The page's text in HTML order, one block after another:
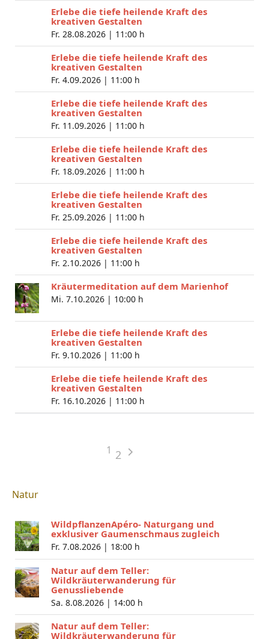
Erlebe die tiefe heilende Kraft des
kreativen Gestalten
Fr. 28.08.2026 | 11:00 h
Erlebe die tiefe heilende Kraft des
kreativen Gestalten
Fr. 4.09.2026 | 11:00 h
Erlebe die tiefe heilende Kraft des
kreativen Gestalten
Fr. 11.09.2026 | 11:00 h
Erlebe die tiefe heilende Kraft des
kreativen Gestalten
Fr. 18.09.2026 | 11:00 h
Erlebe die tiefe heilende Kraft des
kreativen Gestalten
Fr. 25.09.2026 | 11:00 h
Erlebe die tiefe heilende Kraft des
kreativen Gestalten
Fr. 2.10.2026 | 11:00 h
Kräutermeditation auf dem Marienhof
Mi. 7.10.2026 | 10:00 h
Erlebe die tiefe heilende Kraft des
kreativen Gestalten
Fr. 9.10.2026 | 11:00 h
Erlebe die tiefe heilende Kraft des
kreativen Gestalten
Fr. 16.10.2026 | 11:00 h
1 2
Natur
WildpflanzenApéro- Naturgang und
exklusiver Gaumenschmaus zugleich
Fr. 7.08.2026 | 18:00 h
Natur auf dem Teller:
Wildkräuterwanderung für
Genussliebende
Sa. 8.08.2026 | 14:00 h
Natur auf dem Teller:
Wildkräuterwanderung für